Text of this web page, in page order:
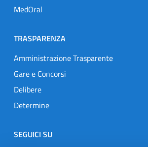
MedOral
TRASPARENZA
Amministrazione Trasparente
Gare e Concorsi
Delibere
Determine
SEGUICI SU